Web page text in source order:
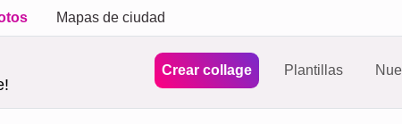
Mapas de ciudad
Crear collage Plantillas